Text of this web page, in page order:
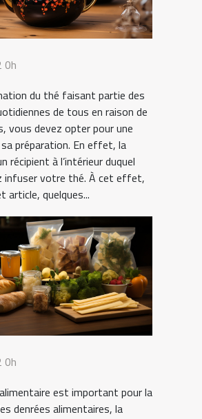
0h
du thé faisant partie des
de tous en raison de
vous devez opter pour une
préparation. En effet, la
récipient à l’intérieur duquel
infuser votre thé. À cet effet,
article, quelques...
0h
alimentaire est important pour la
denrées alimentaires, la